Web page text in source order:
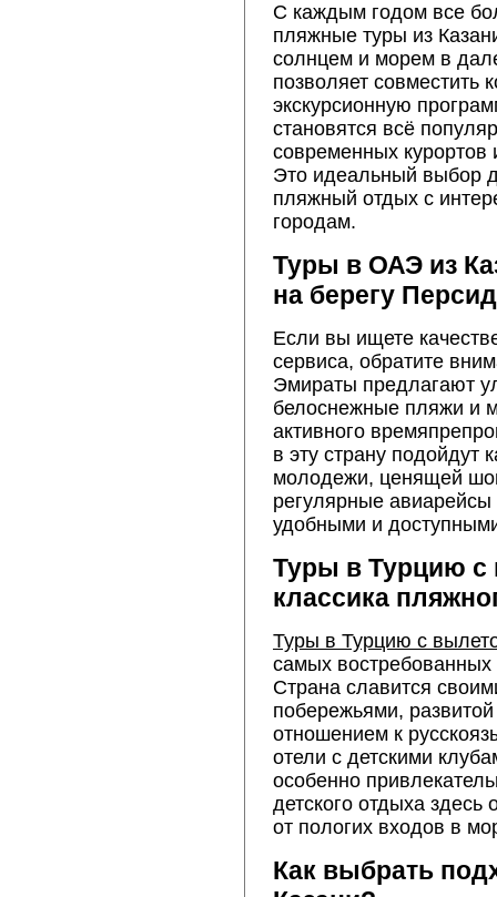
С каждым годом все
пляжные туры из
солнцем и морем в
позволяет совместить
экскурсионную
становятся всё
современных курортов
Это идеальный выбор
пляжный отдых с
городам.
Туры в ОАЭ из
на берегу
Если вы ищете
сервиса, обратите
Эмираты предлагают
белоснежные пляжи и
активного
в эту страну подойдут
молодежи, ценящей
регулярные
удобными и
Туры в Турцию с
классика
Туры в Турцию с
самых востребованных
Страна славится
побережьями,
отношением к
отели с детскими
особенно
детского отдыха
от пологих входов в
Как выбрать